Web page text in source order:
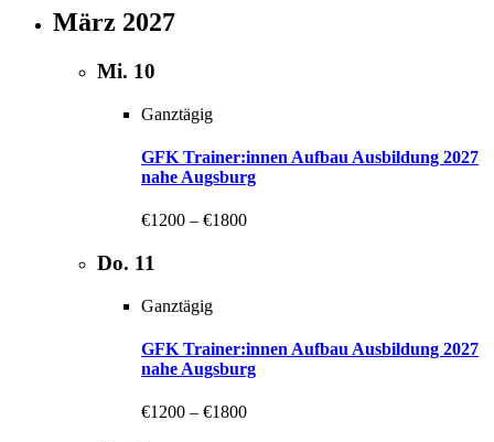
März 2027
Mi. 10
Ganztägig
GFK Trainer:innen Aufbau Ausbildung 2027
nahe Augsburg
€1200 – €1800
Do. 11
Ganztägig
GFK Trainer:innen Aufbau Ausbildung 2027
nahe Augsburg
€1200 – €1800